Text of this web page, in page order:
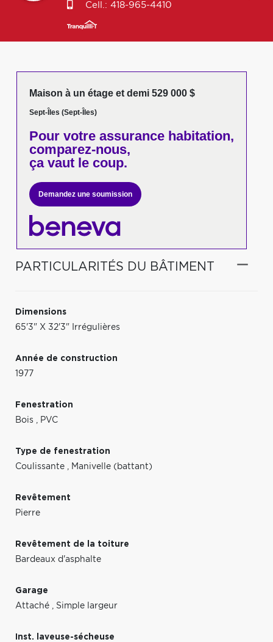
Cell.: 418-965-4410
Maison à un étage et demi 529 000 $
Sept-Îles (Sept-Îles)
Pour votreassurance habitation,
comparez-nous,
ça vaut le coup.
Demandez une soumission
PARTICULARITÉS DU BÂTIMENT
Dimensions
65'3" X 32'3" Irrégulières
Année de construction
1977
Fenestration
Bois , PVC
Type de fenestration
Coulissante , Manivelle (battant)
Revêtement
Pierre
Revêtement de la toiture
Bardeaux d'asphalte
Garage
Attaché , Simple largeur
Inst. laveuse-sécheuse